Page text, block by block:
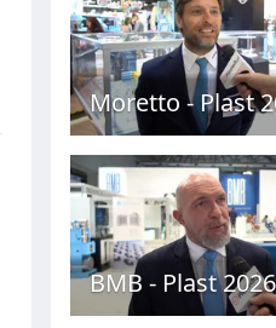
Moretto - Plast
BMB - Plast 2026